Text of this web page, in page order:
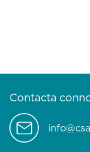
Contacta